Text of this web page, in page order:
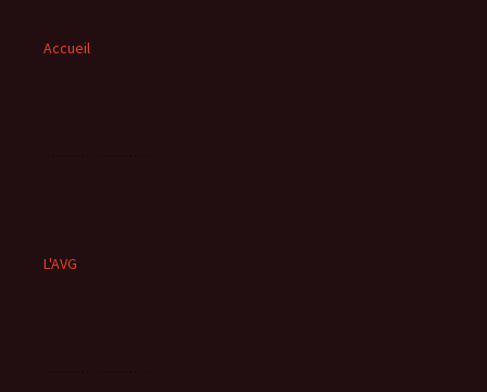
Accueil
L'AVG